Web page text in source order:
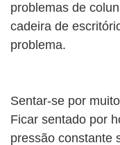
problemas de
cadeira de
problema.
Sentar-se por
Ficar sentado por
pressão constante